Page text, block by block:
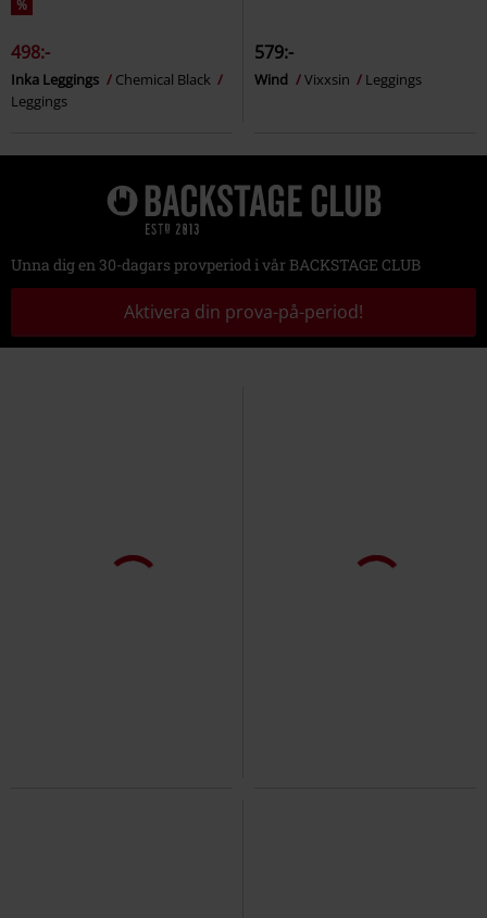
%
498:-
Inka Leggings
Chemical Black
Leggings
579:-
Wind Vixxsin Leggings
Unna dig en 30-dagars provperiod i vår BACKSTAGE CLUB
Aktivera din prova-på-period!